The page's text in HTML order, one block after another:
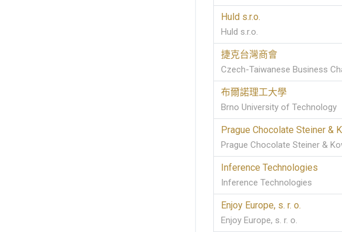
Huld s.r.o.
Huld s.r.o.
捷克台灣商會
Czech-Taiwanese Business
布爾諾理工大學
Brno University of Technology
Prague Chocolate Steiner &
Prague Chocolate Steiner &
Inference Technologies
Inference Technologies
Enjoy Europe, s. r. o.
Enjoy Europe, s. r. o.